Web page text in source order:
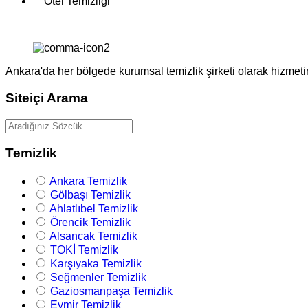
Ankara'da her bölgede kurumsal temizlik şirketi olarak
Siteiçi Arama
Temizlik
Ankara Temizlik
Gölbaşı Temizlik
Ahlatlıbel Temizlik
Örencik Temizlik
Alsancak Temizlik
TOKİ Temizlik
Karşıyaka Temizlik
Seğmenler Temizlik
Gaziosmanpaşa Temizlik
Eymir Temizlik